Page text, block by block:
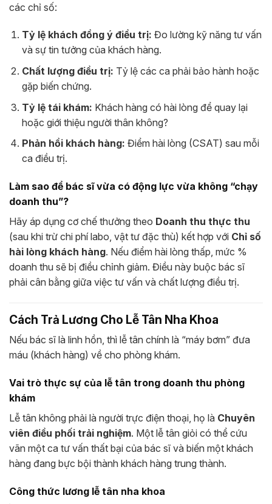
các chỉ số:
Tỷ lệ khách đồng ý điều trị: Đo lường kỹ năng tư vấn
và sự tin tưởng của khách hàng.
Chất lượng điều trị: Tỷ lệ các ca phải bảo hành hoặc
gặp biến chứng.
Tỷ lệ tái khám: Khách hàng có hài lòng để quay lại
hoặc giới thiệu người thân không?
Phản hồi khách hàng: Điểm hài lòng (CSAT) sau mỗi
ca điều trị.
Làm sao để bác sĩ vừa có động lực vừa không “chạy
doanh thu”?
Hãy áp dụng cơ chế thưởng theo Doanh thu thực thu
(sau khi trừ chi phí labo, vật tư đặc thù) kết hợp với Chỉ số
hài lòng khách hàng. Nếu điểm hài lòng thấp, mức %
doanh thu sẽ bị điều chỉnh giảm. Điều này buộc bác sĩ
phải cân bằng giữa việc tư vấn và chất lượng điều trị.
Cách Trả Lương Cho Lễ Tân Nha Khoa
Nếu bác sĩ là linh hồn, thì lễ tân chính là “máy bơm” đưa
máu (khách hàng) về cho phòng khám.
Vai trò thực sự của lễ tân trong doanh thu phòng
khám
Lễ tân không phải là người trực điện thoại, họ là Chuyên
viên điều phối trải nghiệm. Một lễ tân giỏi có thể cứu
vãn một ca tư vấn thất bại của bác sĩ và biến một khách
hàng đang bực bội thành khách hàng trung thành.
Công thức lương lễ tân nha khoa